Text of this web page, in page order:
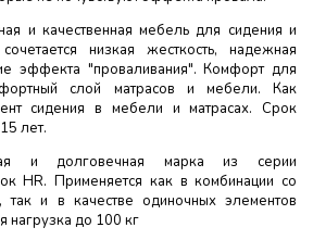
и качественная мебель для сидения и
низкая жесткость, надежная
эффекта "проваливания". Комфорт для
слой матрасов и мебели. Как
сидения в мебели и матрасах. Срок
лет.
и долговечная марка из серии
HR. Применяется как в комбинации со
так и в качестве одиночных элементов
нагрузка до 100 кг